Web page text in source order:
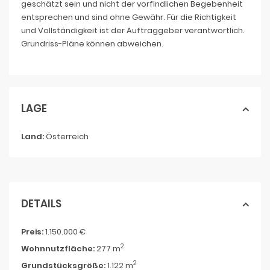
geschätzt sein und nicht der vorfindlichen Begebenheit
entsprechen und sind ohne Gewähr. Für die Richtigkeit
und Vollständigkeit ist der Auftraggeber verantwortlich.
Grundriss-Pläne können abweichen.
LAGE
Land:Österreich
DETAILS
Preis:1.150.000 €
Wohnnutzfläche:277 m2
Grundstücksgröße:1.122 m2